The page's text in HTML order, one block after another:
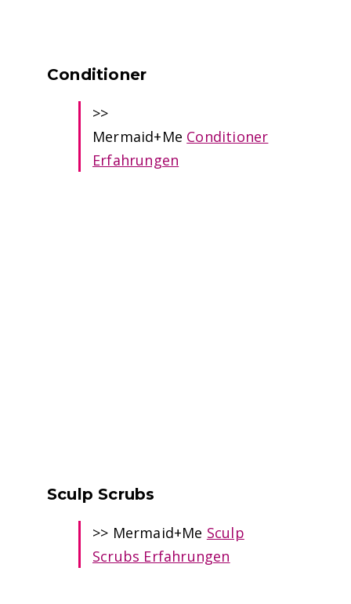
Conditioner
>>
Mermaid+Me Conditioner
Erfahrungen
Sculp Scrubs
>> Mermaid+Me Sculp
Scrubs Erfahrungen